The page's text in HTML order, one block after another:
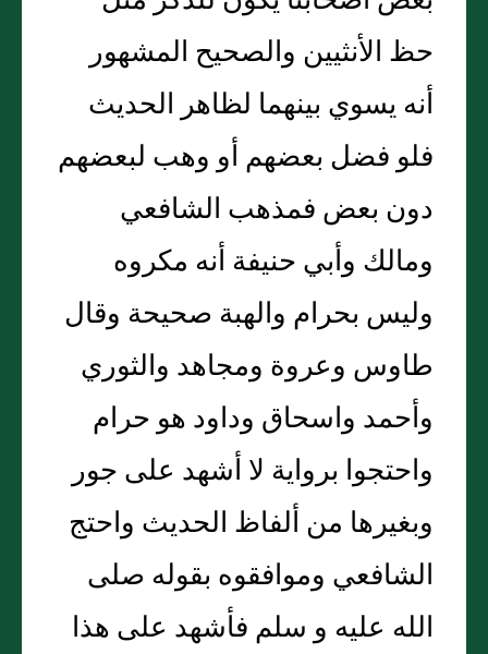
حظ الأنثيين والصحيح المشهور
أنه يسوي بينهما لظاهر الحديث
فلو فضل بعضهم أو وهب لبعضهم
دون بعض فمذهب الشافعي
ومالك وأبي حنيفة أنه مكروه
وليس بحرام والهبة صحيحة وقال
طاوس وعروة ومجاهد والثوري
وأحمد واسحاق وداود هو حرام
واحتجوا برواية لا أشهد على جور
وبغيرها من ألفاظ الحديث واحتج
الشافعي وموافقوه بقوله صلى
الله عليه و سلم فأشهد على هذا